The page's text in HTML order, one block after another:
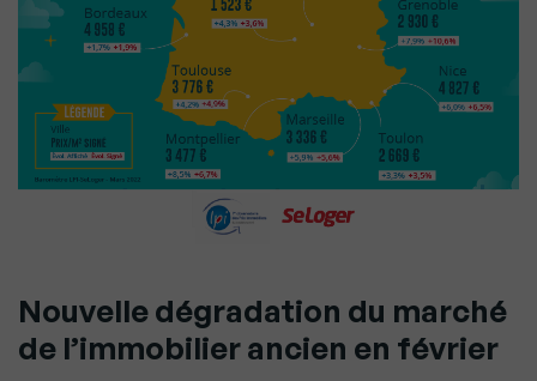
Nouvelle dégradation du marché
de l’immobilier ancien en février